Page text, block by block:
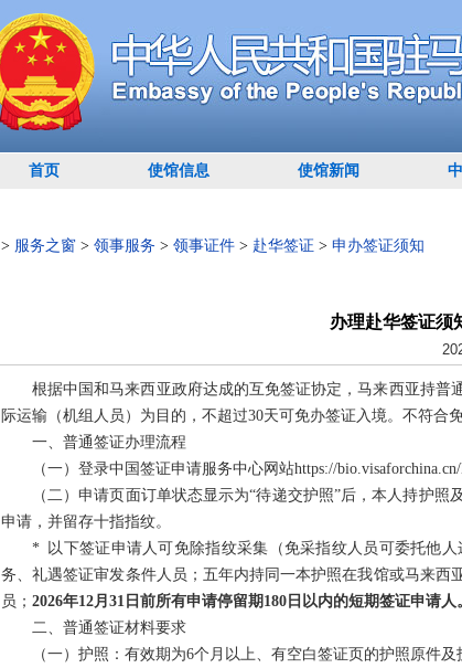
首页 使馆信息 使馆新闻
> 服务之窗 > 领事服务 > 领事证件 > 赴华签证 > 申办签证须知
办理赴华签证须
根据中国和马来西亚政府达成的互免签证协定，马来西亚持普
际运输（机组人员）为目的，不超过30天可免办签证入境。不符合
一、普通签证办理流程
（一）登录中国签证申请服务中心网站https://
（二）申请页面订单状态显示为“待递交护照”后，本人持护
申请，并留存十指指纹。
* 以下签证申请人可免除指纹采集（免采指纹人员可委托他
务、礼遇签证审发条件人员；五年内持同一本护照在我馆或马来
员； 2026年12月31日前所有申请停留期180日以内的短期签证申请人
二、普通签证材料要求
（一）护照：有效期为6个月以上、有空白签证页的护照原件及